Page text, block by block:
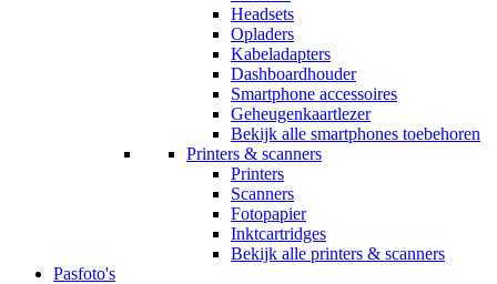
Headsets
Opladers
Kabeladapters
Dashboardhouder
Smartphone accessoires
Geheugenkaartlezer
Bekijk alle smartphones toebehoren
Printers & scanners
Printers
Scanners
Fotopapier
Inktcartridges
Bekijk alle printers & scanners
Pasfoto's